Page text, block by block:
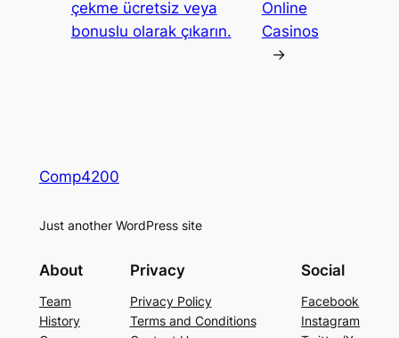
çekme ücretsiz veya
bonuslu olarak çıkarın.
Online
Casinos
→
Comp4200
Just another WordPress site
About
Team
History
Privacy
Privacy Policy
Terms and Conditions
Social
Facebook
Instagram